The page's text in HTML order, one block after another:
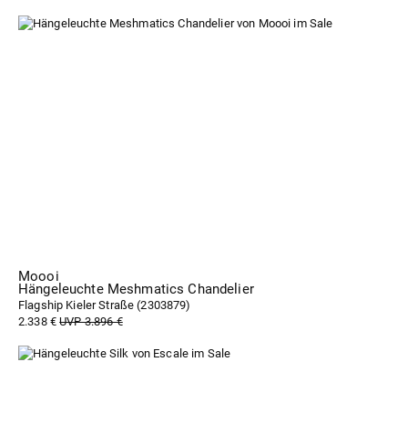
Moooi
Hängeleuchte Meshmatics Chandelier
Flagship Kieler Straße (2303879)
2.338 €UVP 3.896 €